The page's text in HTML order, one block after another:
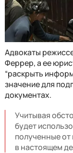
Адвокаты
Феррер, а ее
“раскрыть
значение для
документах.
Учитывая
будет
полученные
в настоящем